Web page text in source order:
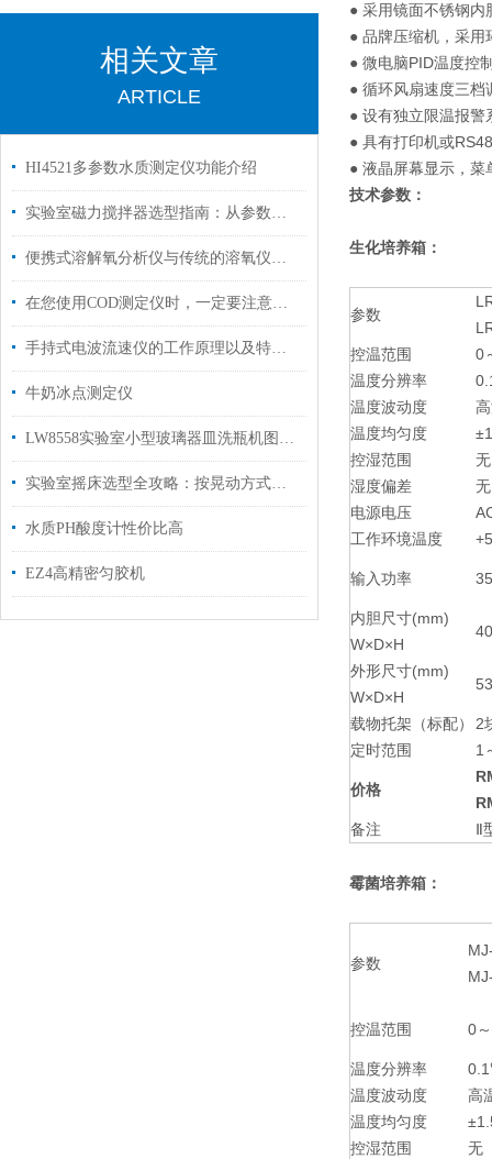
相关文章
ARTICLE
HI4521多参数水质测定仪功能介绍
实验室磁力搅拌器选型指南：从参数匹配到场景适配，精准选购不踩坑
便携式溶解氧分析仪与传统的溶氧仪相比，具有诸多优点
在您使用COD测定仪时，一定要注意以下事项
手持式电波流速仪的工作原理以及特点说明
牛奶冰点测定仪
LW8558实验室小型玻璃器皿洗瓶机图片及报价
实验室摇床选型全攻略：按晃动方式、实验场景、样品形态精准选购
水质PH酸度计性价比高
EZ4高精密匀胶机
● 采用镜面不锈钢内
● 品牌压缩机，采用
● 微电脑PID温度控
● 循环风扇速度三档
● 设有独立限温报警
● 具有打印机或
● 液晶屏幕显示，菜
技术参数：
生化培养箱：
参数
控温范围
0
温度分辨率
温度波动度
温度均匀度
控湿范围
无
湿度偏差
无
电源电压
工作环境温度
输入功率
内胆尺寸(mm)
W×D×H
外形尺寸(mm)
W×D×H
载物托架（标配）
2
定时范围
1
价格
备注
Ⅱ
霉菌培养箱：
参数
控温范围 0
温度分辨率
温度波动度
高
温度均匀度
控湿范围
无